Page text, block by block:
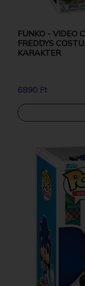
FUNKO - VIDEO
FREDDYS
KARAKTER
6890 Ft